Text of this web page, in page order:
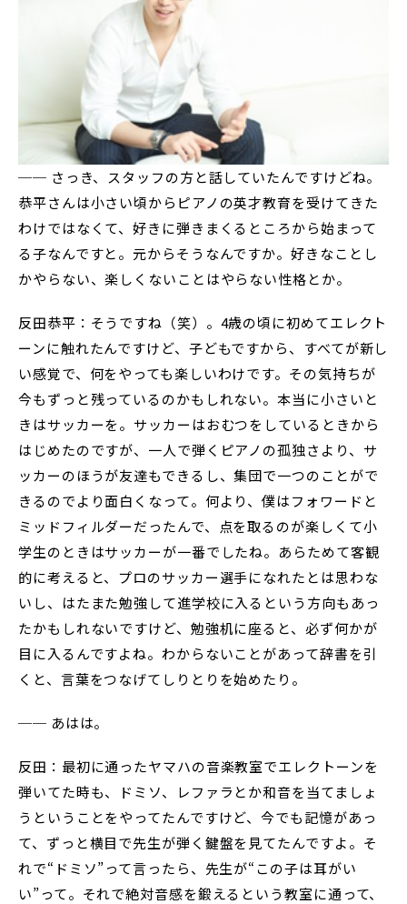
── さっき、スタッフの方と話していたんですけどね。
恭平さんは小さい頃からピアノの英才教育を受けてきた
わけではなくて、好きに弾きまくるところから始まって
る子なんですと。元からそうなんですか。好きなことし
かやらない、楽しくないことはやらない性格とか。
反田恭平：そうですね（笑）。4歳の頃に初めてエレクト
ーンに触れたんですけど、子どもですから、すべてが新し
い感覚で、何をやっても楽しいわけです。その気持ちが
今もずっと残っているのかもしれない。本当に小さいと
きはサッカーを。サッカーはおむつをしているときから
はじめたのですが、一人で弾くピアノの孤独さより、サ
ッカーのほうが友達もできるし、集団で一つのことがで
きるのでより面白くなって。何より、僕はフォワードと
ミッドフィルダーだったんで、点を取るのが楽しくて小
学生のときはサッカーが一番でしたね。あらためて客観
的に考えると、プロのサッカー選手になれたとは思わな
いし、はたまた勉強して進学校に入るという方向もあっ
たかもしれないですけど、勉強机に座ると、必ず何かが
目に入るんですよね。わからないことがあって辞書を引
くと、言葉をつなげてしりとりを始めたり。
── あはは。
反田：最初に通ったヤマハの音楽教室でエレクトーンを
弾いてた時も、ドミソ、レファラとか和音を当てましょ
うということをやってたんですけど、今でも記憶があっ
て、ずっと横目で先生が弾く鍵盤を見てたんですよ。そ
れで“ドミソ”って言ったら、先生が“この子は耳がい
い”って。それで絶対音感を鍛えるという教室に通って、